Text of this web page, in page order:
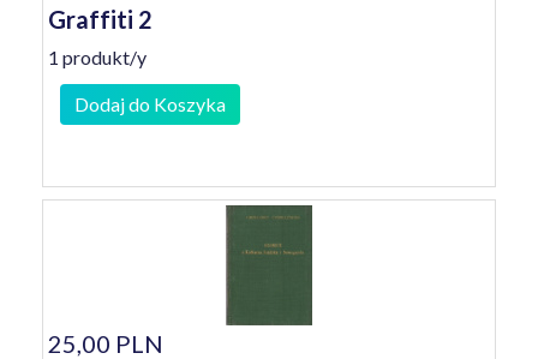
Graffiti 2
1 produkt/y
Dodaj do Koszyka
25,00 PLN